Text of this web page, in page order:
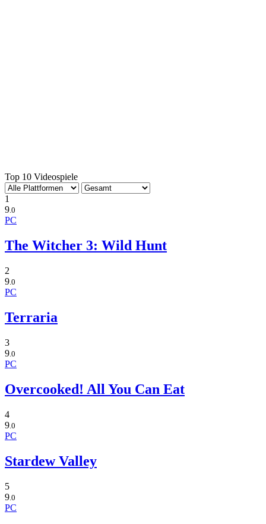
Top 10 Videospiele
1
9.0
PC
The Witcher 3: Wild Hunt
2
9.0
PC
Terraria
3
9 .0
PC
Overcooked! All You Can Eat
4
9 .0
PC
Stardew Valley
5
9 .0
PC